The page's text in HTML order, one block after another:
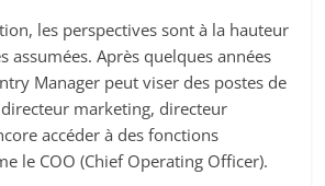
les perspectives sont à la hauteur
assumées. Après quelques années
Manager peut viser des postes de
marketing, directeur
accéder à des fonctions
le COO (Chief Operating Officer).